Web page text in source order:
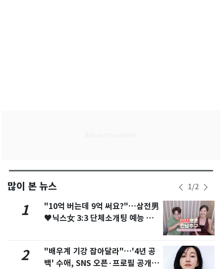
많이 본 뉴스 1/2
1
"10억 버는데 9억 써요?"…삼전男
♥닉스女 3:3 단체소개팅 예능 화
2
"배우계 기강 잡아달라"…'4년 공
백' 수애, SNS 오픈·프로필 공개